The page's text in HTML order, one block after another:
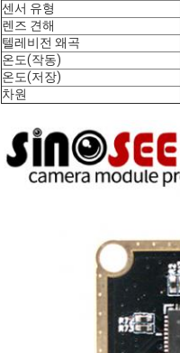
센서 유형
렌즈 견해
텔레비전 왜곡
온도(작동)
온도(저장)
차원